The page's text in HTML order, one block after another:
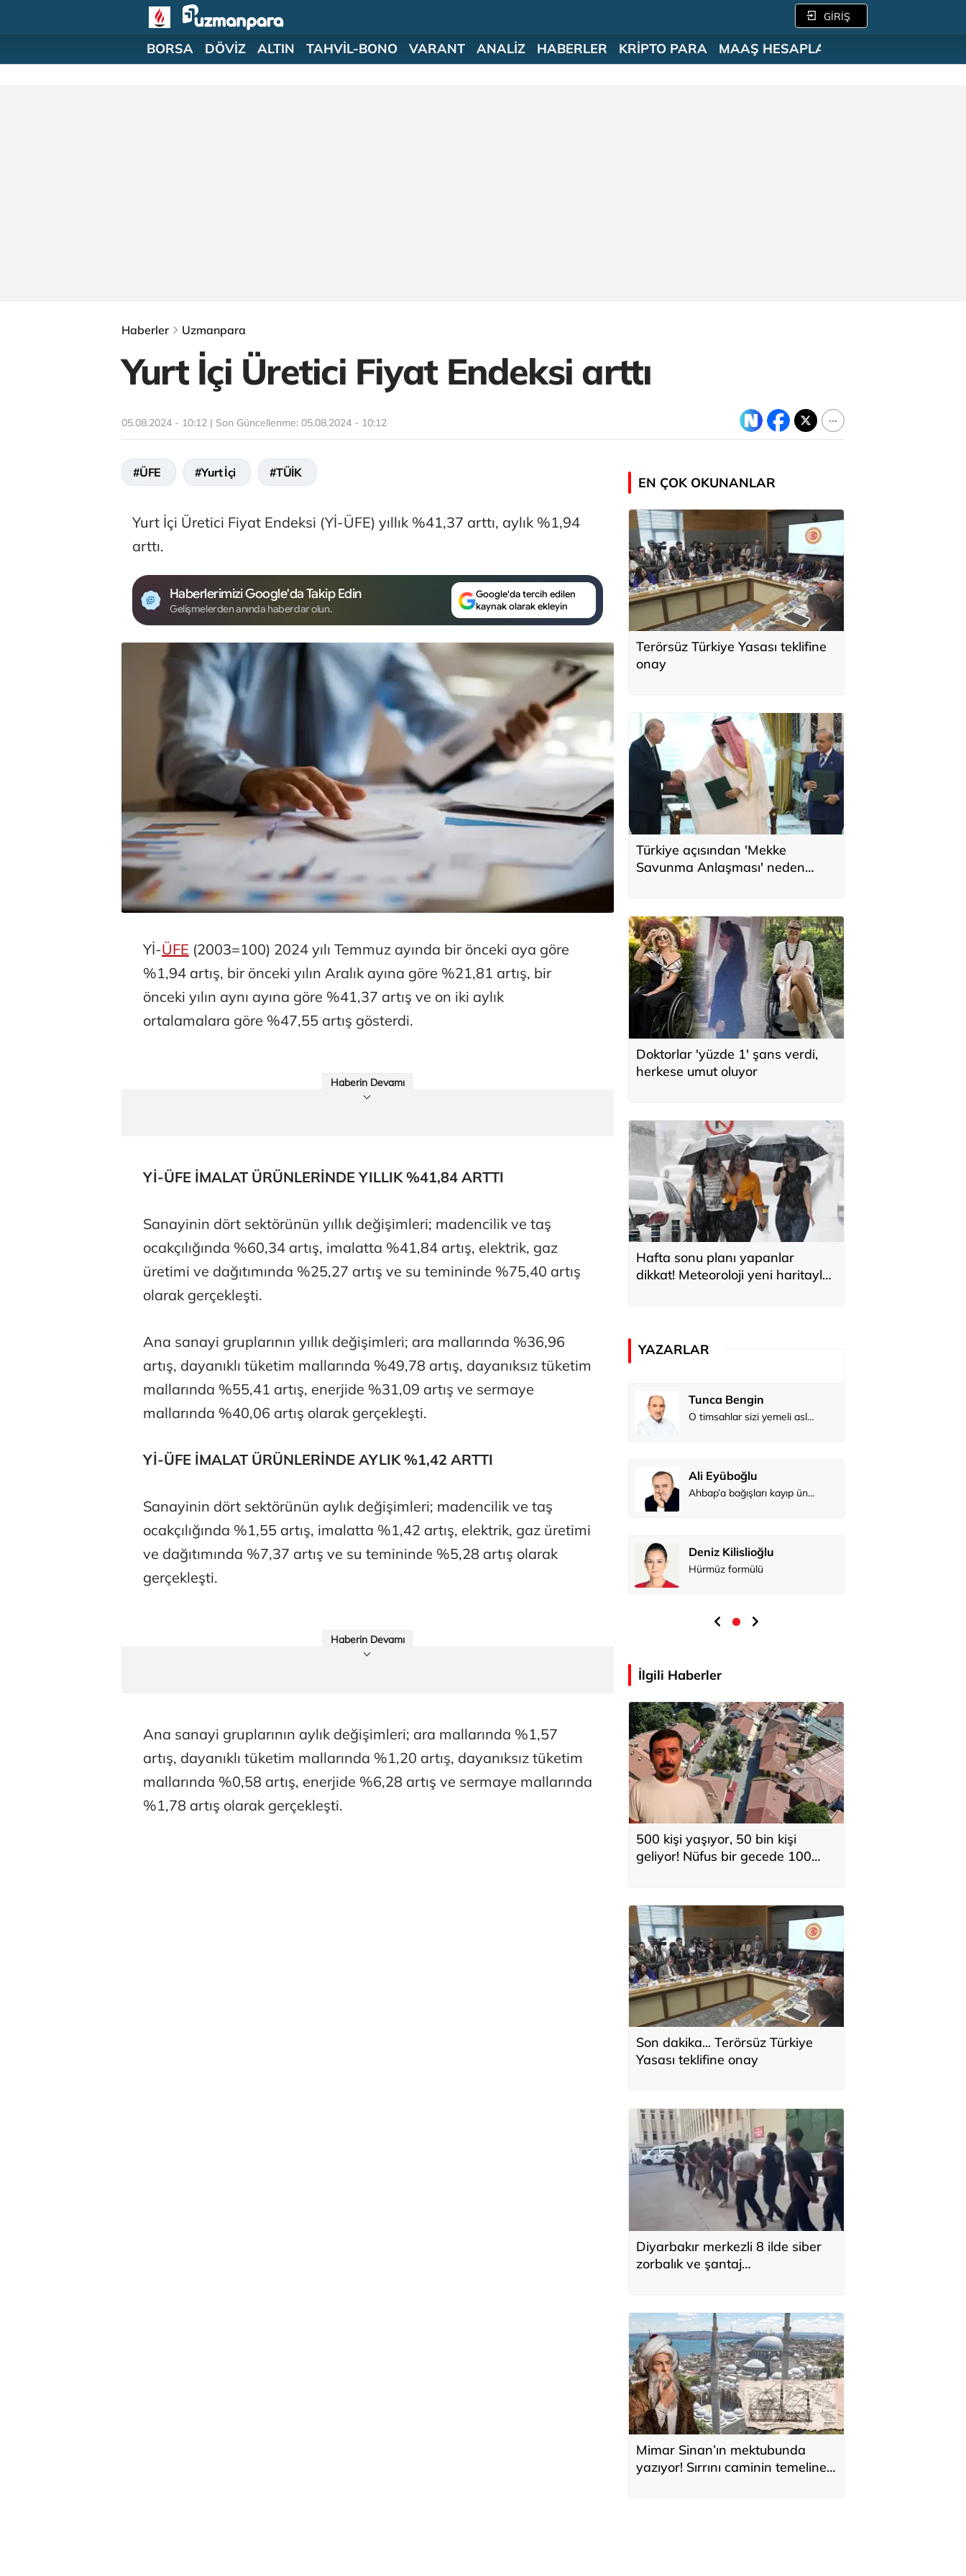
GİRİŞ
BORSA DÖVİZ ALTIN TAHVİL-BONO VARANT ANALİZ HABERLER KRİPTO PARA MAAŞ HESAPLAMA
Haberler Uzmanpara
Yurt İçi Üretici Fiyat Endeksi arttı
05.08.2024 - 10:12 | Son Güncellenme: 05.08.2024 - 10:12
#ÜFE #Yurt İçi #TÜİK
Yurt İçi Üretici Fiyat Endeksi (Yİ-ÜFE) yıllık %41,37 arttı, aylık %1,94
arttı.
Haberlerimizi Google'da Takip Edin
Gelişmelerden anında haberdar olun.
Google'da tercih edilen
kaynak olarak ekleyin
Yİ-ÜFE (2003=100) 2024 yılı Temmuz ayında bir önceki aya göre
%1,94 artış, bir önceki yılın Aralık ayına göre %21,81 artış, bir
önceki yılın aynı ayına göre %41,37 artış ve on iki aylık
ortalamalara göre %47,55 artış gösterdi.
Haberin Devamı
Yİ-ÜFE İMALAT ÜRÜNLERİNDE YILLIK %41,84 ARTTI
Sanayinin dört sektörünün yıllık değişimleri; madencilik ve taş
ocakçılığında %60,34 artış, imalatta %41,84 artış, elektrik, gaz
üretimi ve dağıtımında %25,27 artış ve su temininde %75,40 artış
olarak gerçekleşti.
Ana sanayi gruplarının yıllık değişimleri; ara mallarında %36,96
artış, dayanıklı tüketim mallarında %49,78 artış, dayanıksız tüketim
mallarında %55,41 artış, enerjide %31,09 artış ve sermaye
mallarında %40,06 artış olarak gerçekleşti.
Yİ-ÜFE İMALAT ÜRÜNLERİNDE AYLIK %1,42 ARTTI
Sanayinin dört sektörünün aylık değişimleri; madencilik ve taş
ocakçılığında %1,55 artış, imalatta %1,42 artış, elektrik, gaz üretimi
ve dağıtımında %7,37 artış ve su temininde %5,28 artış olarak
gerçekleşti.
Haberin Devamı
Ana sanayi gruplarının aylık değişimleri; ara mallarında %1,57
artış, dayanıklı tüketim mallarında %1,20 artış, dayanıksız tüketim
mallarında %0,58 artış, enerjide %6,28 artış ve sermaye mallarında
%1,78 artış olarak gerçekleşti.
EN ÇOK OKUNANLAR
Terörsüz Türkiye Yasası teklifine
onay
Türkiye açısından 'Mekke
Savunma Anlaşması' neden
Doktorlar 'yüzde 1' şans verdi,
herkese umut oluyor
Hafta sonu planı yapanlar
dikkat! Meteoroloji yeni haritayla
YAZARLAR
Tunca Bengin
Deniz Kilislioğlu
Tunca Bengin
O timsahlar sizi yemeli aslında!...
Ali Eyüboğlu
Ahbap’a bağışları kayıp ünlüler var
Deniz Kilislioğlu
Hürmüz formülü
İlgili Haberler
500 kişi yaşıyor, 50 bin kişi
geliyor! Nüfus bir gecede 100
Son dakika... Terörsüz Türkiye
Yasası teklifine onay
Diyarbakır merkezli 8 ilde siber
zorbalık ve şantaj
Mimar Sinan’ın mektubunda
yazıyor! Sırrını caminin temeline